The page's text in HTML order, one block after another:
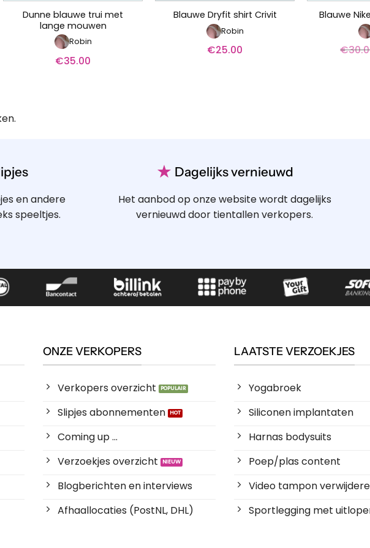
Dunne blauwe trui met
lange mouwen
Robin
€35.00
Blauwe Dryfit shirt Crivit
Robin
€25.00
Blauwe
€
en andere
speeltjes.
★ Dagelijks vernieuwd
Het aanbod op onze website wordt dagelijks
vernieuwd door tientallen verkopers.
ONZE VERKOPERS
Verkopers overzicht
Slipjes abonnementen
Coming up ...
Verzoekjes overzicht
Blogberichten en interviews
Afhaallocaties (PostNL, DHL)
LAATSTE VERZOEKJES
Yogabroek
Siliconen implantaten
Harnas bodysuits
Poep/plas content
Video tampon
Sportlegging met